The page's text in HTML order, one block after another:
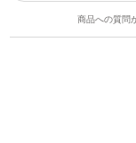
商品への質問